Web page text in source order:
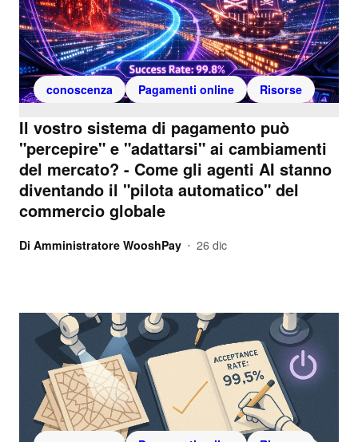
conoscenza Pagamenti online Risorse
Il vostro sistema di pagamento può
"percepire" e "adattarsi" ai cambiamenti
del mercato? - Come gli agenti AI stanno
diventando il "pilota automatico" del
commercio globale
Di Amministratore WooshPay • 26 dic